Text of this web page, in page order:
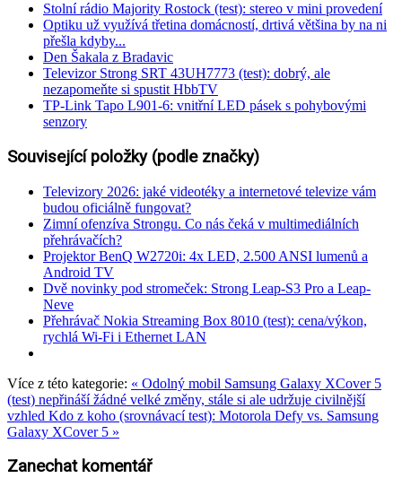
Stolní rádio Majority Rostock (test): stereo v mini provedení
Optiku už využívá třetina domácností, drtivá většina by na ni
přešla kdyby...
Den Šakala z Bradavic
Televizor Strong SRT 43UH7773 (test): dobrý, ale
nezapomeňte si spustit HbbTV
TP-Link Tapo L901-6: vnitřní LED pásek s pohybovými
senzory
Související položky (podle značky)
Televizory 2026: jaké videotéky a internetové televize vám
budou oficiálně fungovat?
Zimní ofenzíva Strongu. Co nás čeká v multimediálních
přehrávačích?
Projektor BenQ W2720i: 4x LED, 2.500 ANSI lumenů a
Android TV
Dvě novinky pod stromeček: Strong Leap-S3 Pro a Leap-
Neve
Přehrávač Nokia Streaming Box 8010 (test): cena/výkon,
rychlá Wi-Fi i Ethernet LAN
Více z této kategorie: « Odolný mobil Samsung Galaxy XCover 5
(test) nepřináší žádné velké změny, stále si ale udržuje civilnější
vzhled Kdo z koho (srovnávací test): Motorola Defy vs. Samsung
Galaxy XCover 5 »
Zanechat komentář